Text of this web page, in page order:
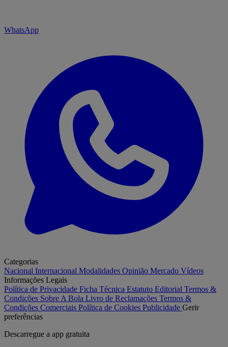
WhatsApp
Categorias
Nacional Internacional Modalidades Opinião Mercado Vídeos
Informações Legais
Política de Privacidade Ficha Técnica Estatuto Editorial Termos &
Condições Sobre A Bola Livro de Reclamações Termos &
Condições Comerciais Política de Cookies Publicidade Gerir
preferências
Descarregue a app gratuita